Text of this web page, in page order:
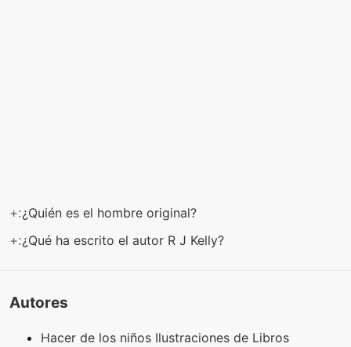
+:¿Quién es el hombre original?
+:¿Qué ha escrito el autor R J Kelly?
Autores
Hacer de los niños Ilustraciones de Libros